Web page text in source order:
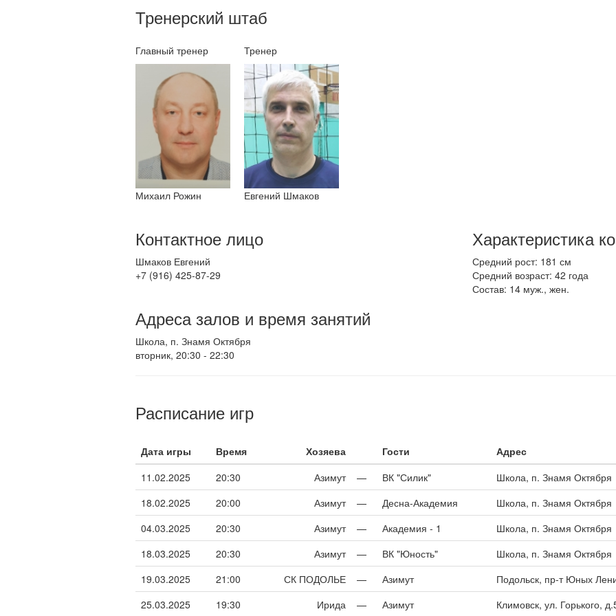
Тренерский штаб
Главный тренер
Михаил Рожин
Тренер
Евгений Шмаков
Контактное лицо
Шмаков Евгений
+7 (916) 425-87-29
Характеристика
Средний рост: 181 см
Средний возраст: 42 года
Состав: 14 муж., жен.
Адреса залов и время занятий
Школа, п. Знамя Октября
вторник, 20:30 - 22:30
Расписание игр
Дата игры Время Хозяева Гости
Адрес
11.02.2025
20:30 Азимут — ВК "Силик"
Школа, п. Знамя Октября
18.02.2025
20:00 Азимут — Десна-Академия
Школа, п. Знамя Октября
04.03.2025
20:30 Азимут — Академия - 1
Школа, п. Знамя Октября
18.03.2025
20:30 Азимут — ВК "Юность"
Школа, п. Знамя Октября
19.03.2025
21:00 СК ПОДОЛЬЕ — Азимут
Подольск, пр-т Юных
25.03.2025
19:30 Ирида — Азимут Климовск, ул. Горького,